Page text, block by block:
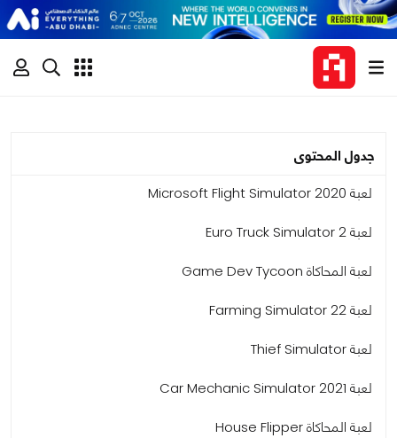
جدول المحتوى
لعبة Microsoft Flight Simulator 2020
لعبة Euro Truck Simulator 2
لعبة المحاكاة Game Dev Tycoon
لعبة Farming Simulator 22
لعبة Thief Simulator
لعبة Car Mechanic Simulator 2021
لعبة المحاكاة House Flipper